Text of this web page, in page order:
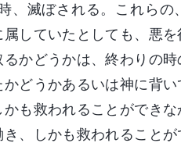
滅ぼされる。これらの
していたとしても、悪を
かどうかは、終わりの
どうかあるいは神に背
も救われることができ
、しかも救われること